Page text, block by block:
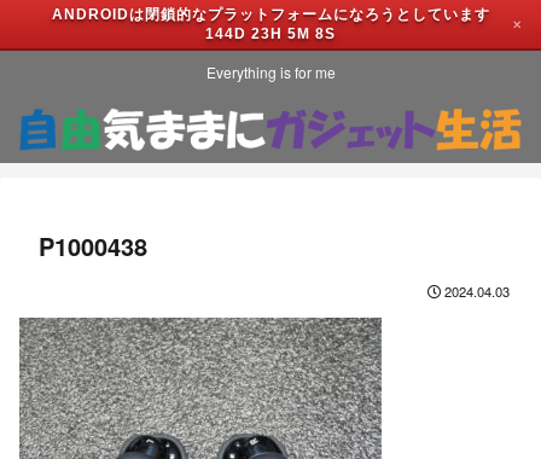
ANDROIDは閉鎖的なプラットフォームになろうとしています
144D 23H 5M 8S
✕
Everything is for me
P1000438
2024.04.03